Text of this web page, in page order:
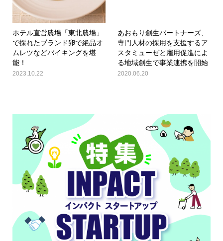
ホテル直営農場「東北農場」
で採れたブランド卵で絶品オ
ムレツなどバイキングを堪
能！
2023.10.22
あおもり創生パートナーズ、
専門人材の採用を支援するア
スタミューゼと雇用促進によ
る地域創生で事業連携を開始
2020.06.20